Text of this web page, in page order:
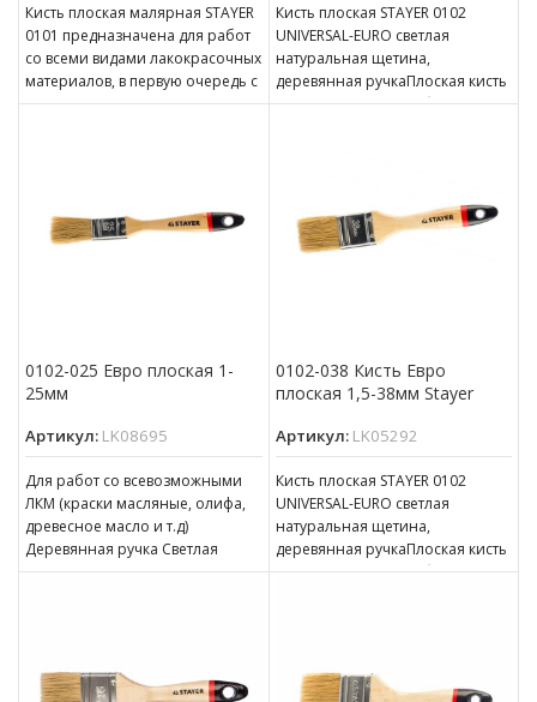
Кисть плоская малярная STAYER
0101 предназначена для работ
со всеми видами лакокрасочных
материалов, в первую очередь с
масляной краской, олифой,
Кисть плоская STAYER 0102
UNIVERSAL-EURO светлая
натуральная щетина,
деревянная ручкаПлоская кисть
используется для работ с
0102-025 Евро плоская 1-
25мм
Артикул: LK08695
Для работ со всевозможными
ЛКМ (краски масляные, олифа,
древесное масло и т.д)
Деревянная ручка Светлая
натуральная щетина Размер: 25
0102-038 Кисть Евро
плоская 1,5-38мм Stayer
Артикул: LK05292
Кисть плоская STAYER 0102
UNIVERSAL-EURO светлая
натуральная щетина,
деревянная ручкаПлоская кисть
используется для работ с